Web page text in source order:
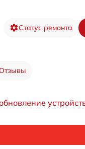
Статус ремонта